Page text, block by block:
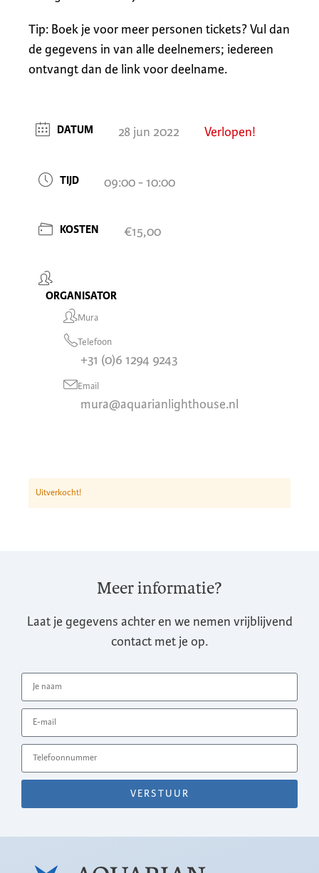
Tip: Boek je voor meer personen tickets? Vul dan
de gegevens in van alle deelnemers; iedereen
ontvangt dan de link voor deelname.
DATUM 28 jun 2022 Verlopen!
TIJD 09:00 - 10:00
KOSTEN €15,00
ORGANISATOR
Mura
Telefoon
+31 (0)6 1294 9243
Email
mura@aquarianlighthouse.nl
Uitverkocht!
Meer informatie?
Laat je gegevens achter en we nemen vrijblijvend
contact met je op.
VERSTUUR